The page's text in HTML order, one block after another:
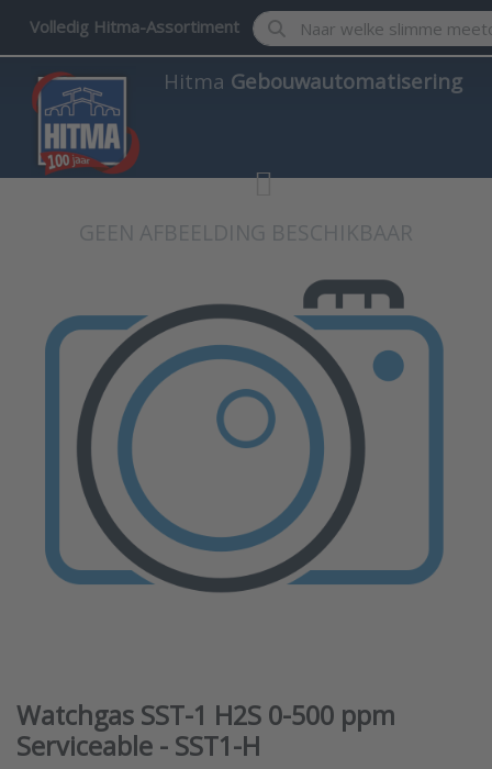
Volledig Hitma-Assortiment Enter a search term.
Hitma Gebouwautomatisering
Watchgas SST-1 H2S 0-500 ppm
Serviceable - SST1-H